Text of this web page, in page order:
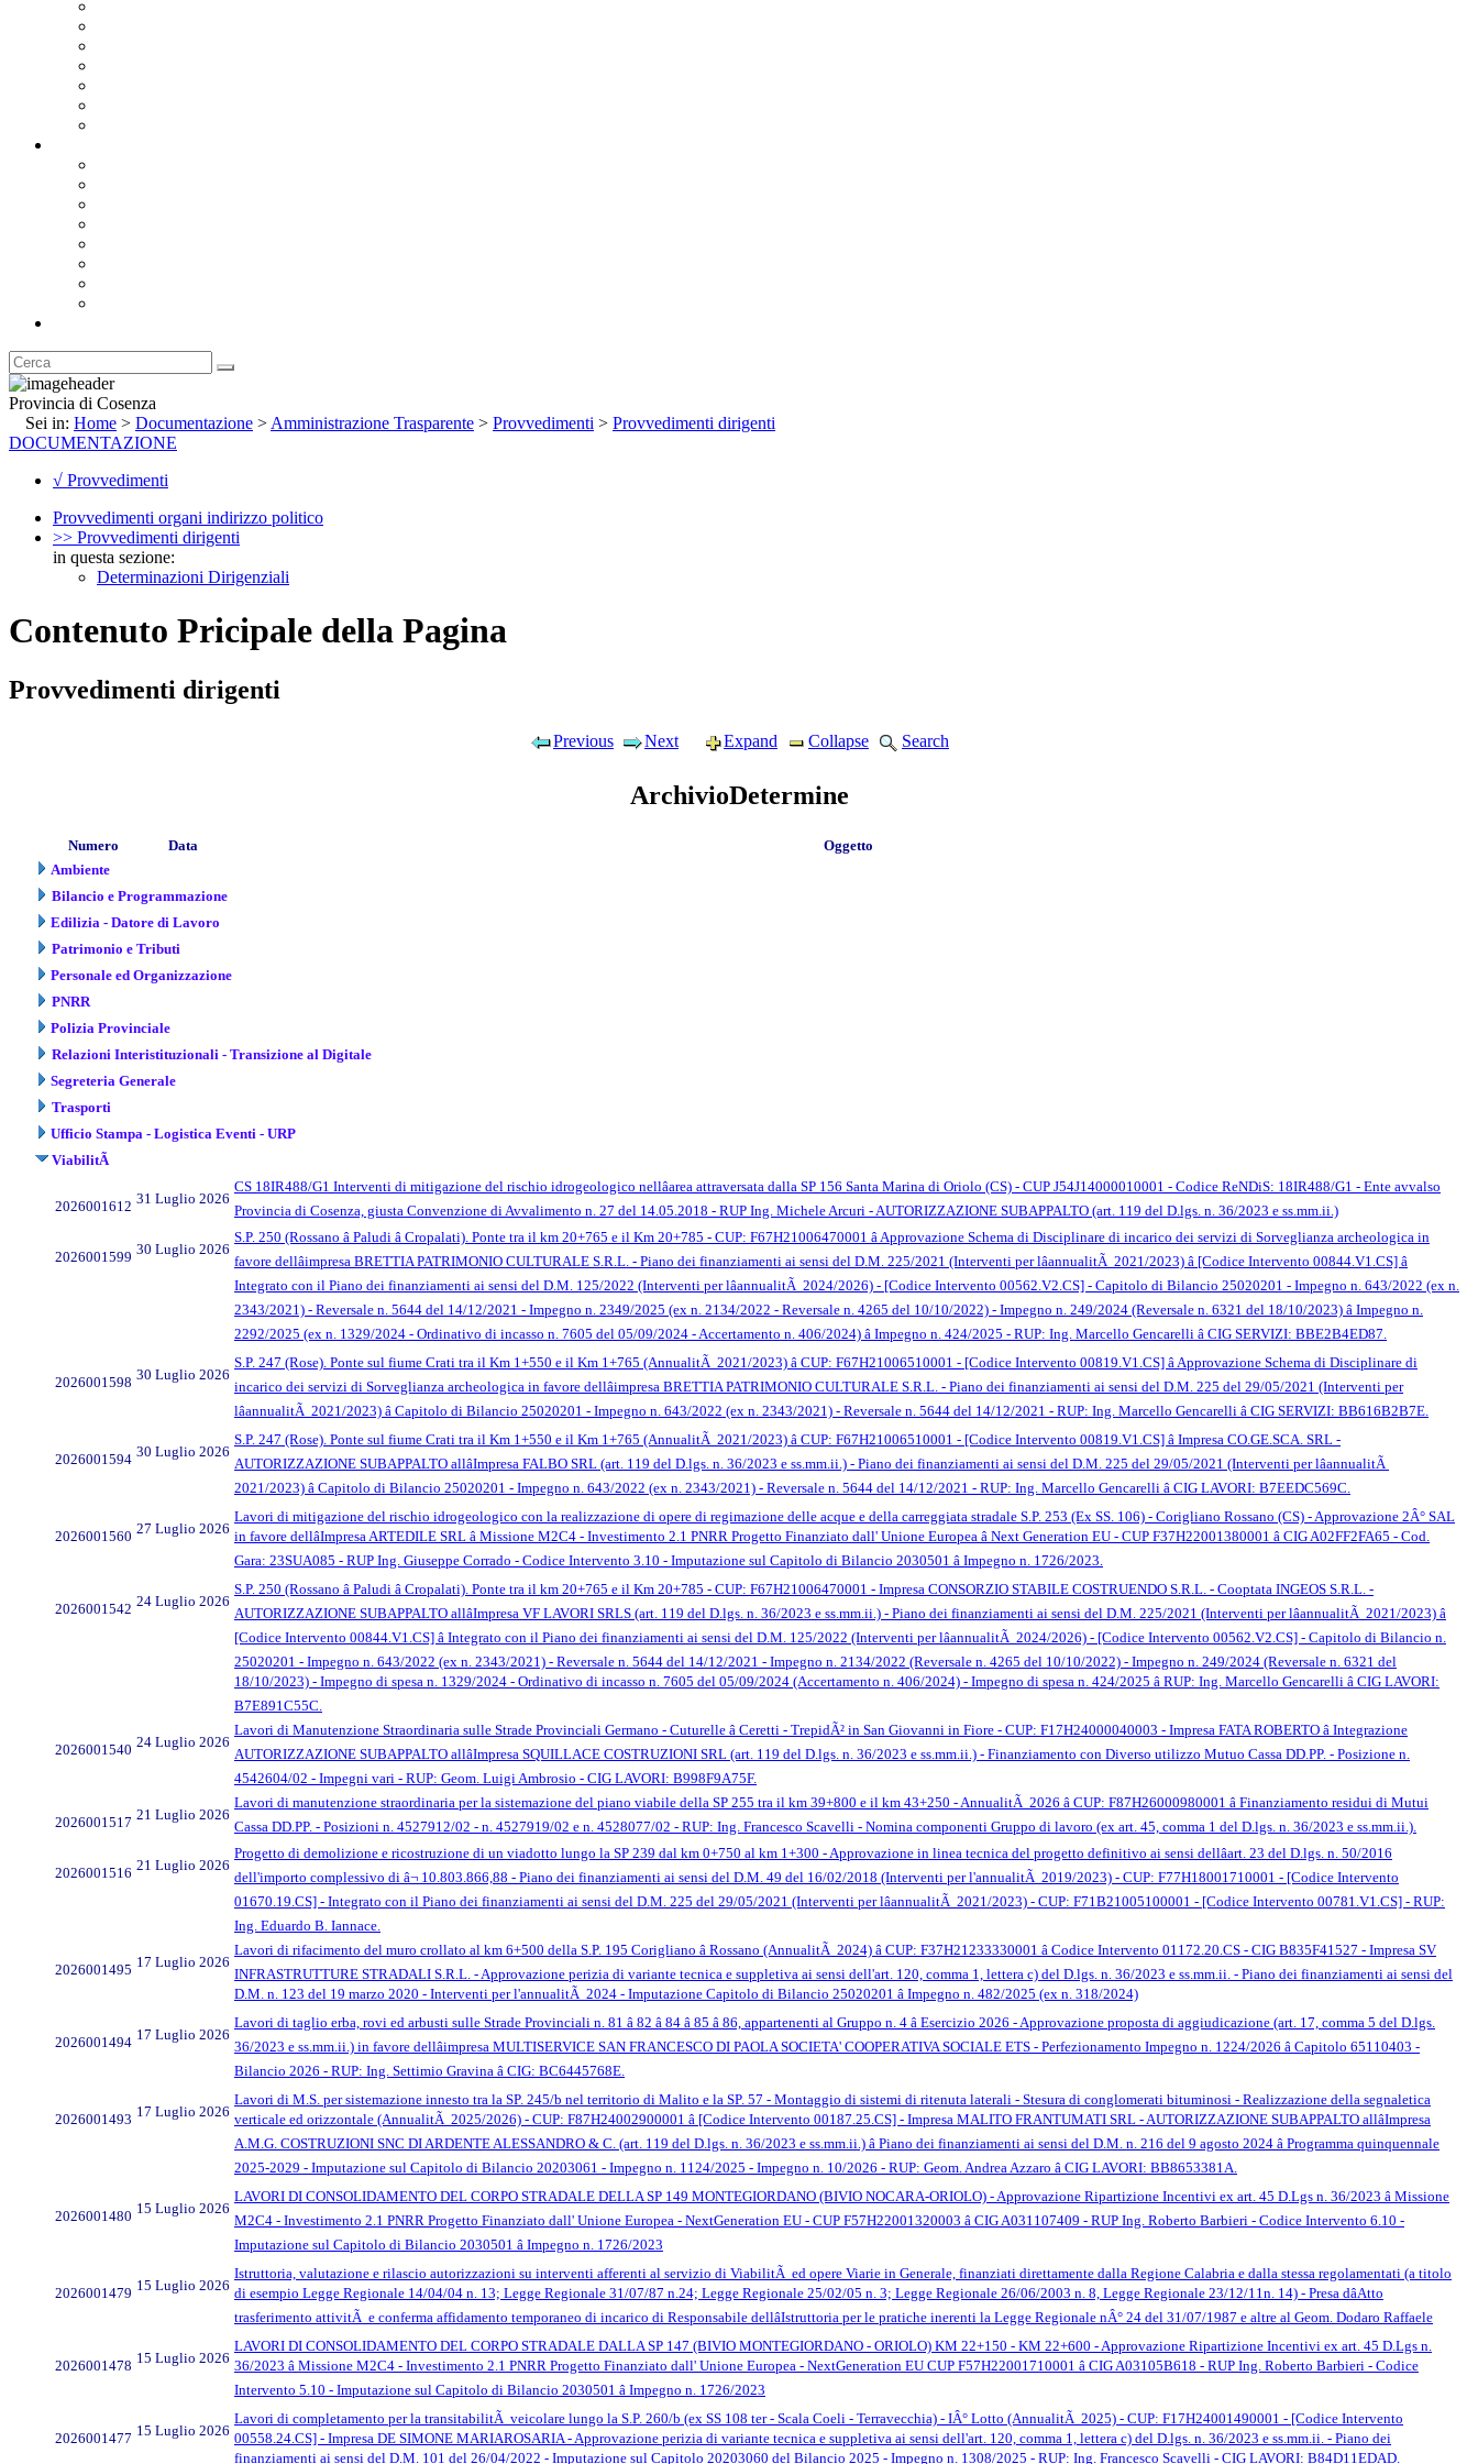
Provincia di Cosenza
Sei in: Home > Documentazione > Amministrazione Trasparente > Provvedimenti > Provvedimenti dirigenti
DOCUMENTAZIONE
√ Provvedimenti
Provvedimenti organi indirizzo politico
>> Provvedimenti dirigenti
in questa sezione:
Determinazioni Dirigenziali
Contenuto Pricipale della Pagina
Provvedimenti dirigenti
Previous Next Expand Collapse Search
ArchivioDetermine
Numero Data
Oggetto
Ambiente
Bilancio e Programmazione
Edilizia - Datore di Lavoro
Patrimonio e Tributi
Personale ed Organizzazione
PNRR
Polizia Provinciale
Relazioni Interistituzionali - Transizione al Digitale
Segreteria Generale
Trasporti
Ufficio Stampa - Logistica Eventi - URP
ViabilitÃ
2026001612 31 Luglio 2026
CS 18IR488/G1 Interventi di mitigazione del rischio idrogeologico nellâarea attraversata dalla SP 156 Santa Marina di Oriolo (CS) - CUP J54J14000010001 - Codice ReNDiS: 18IR488/G1 - Ente avvalso
Provincia di Cosenza, giusta Convenzione di Avvalimento n. 27 del 14.05.2018 - RUP Ing. Michele Arcuri - AUTORIZZAZIONE SUBAPPALTO (art. 119 del D.lgs. n. 36/2023 e ss.mm.ii.)
2026001599 30 Luglio 2026
S.P. 250 (Rossano â Paludi â Cropalati). Ponte tra il km 20+765 e il Km 20+785 - CUP: F67H21006470001 â Approvazione Schema di Disciplinare di incarico dei servizi di Sorveglianza archeologica in
favore dellâimpresa BRETTIA PATRIMONIO CULTURALE S.R.L. - Piano dei finanziamenti ai sensi del D.M. 225/2021 (Interventi per lâannualitÃ 2021/2023) â [Codice Intervento 00844.V1.CS] â
Integrato con il Piano dei finanziamenti ai sensi del D.M. 125/2022 (Interventi per lâannualitÃ 2024/2026) - [Codice Intervento 00562.V2.CS] - Capitolo di Bilancio 25020201 - Impegno n. 643/2022 (ex n.
2343/2021) - Reversale n. 5644 del 14/12/2021 - Impegno n. 2349/2025 (ex n. 2134/2022 - Reversale n. 4265 del 10/10/2022) - Impegno n. 249/2024 (Reversale n. 6321 del 18/10/2023) â Impegno n.
2292/2025 (ex n. 1329/2024 - Ordinativo di incasso n. 7605 del 05/09/2024 - Accertamento n. 406/2024) â Impegno n. 424/2025 - RUP: Ing. Marcello Gencarelli â CIG SERVIZI: BBE2B4ED87.
2026001598 30 Luglio 2026
S.P. 247 (Rose). Ponte sul fiume Crati tra il Km 1+550 e il Km 1+765 (AnnualitÃ 2021/2023) â CUP: F67H21006510001 - [Codice Intervento 00819.V1.CS] â Approvazione Schema di Disciplinare di
incarico dei servizi di Sorveglianza archeologica in favore dellâimpresa BRETTIA PATRIMONIO CULTURALE S.R.L. - Piano dei finanziamenti ai sensi del D.M. 225 del 29/05/2021 (Interventi per
lâannualitÃ 2021/2023) â Capitolo di Bilancio 25020201 - Impegno n. 643/2022 (ex n. 2343/2021) - Reversale n. 5644 del 14/12/2021 - RUP: Ing. Marcello Gencarelli â CIG SERVIZI: BB616B2B7E.
2026001594 30 Luglio 2026
S.P. 247 (Rose). Ponte sul fiume Crati tra il Km 1+550 e il Km 1+765 (AnnualitÃ 2021/2023) â CUP: F67H21006510001 - [Codice Intervento 00819.V1.CS] â Impresa CO.GE.SCA. SRL -
AUTORIZZAZIONE SUBAPPALTO allâImpresa FALBO SRL (art. 119 del D.lgs. n. 36/2023 e ss.mm.ii.) - Piano dei finanziamenti ai sensi del D.M. 225 del 29/05/2021 (Interventi per lâannualitÃ
2021/2023) â Capitolo di Bilancio 25020201 - Impegno n. 643/2022 (ex n. 2343/2021) - Reversale n. 5644 del 14/12/2021 - RUP: Ing. Marcello Gencarelli â CIG LAVORI: B7EEDC569C.
2026001560 27 Luglio 2026
Lavori di mitigazione del rischio idrogeologico con la realizzazione di opere di regimazione delle acque e della carreggiata stradale S.P. 253 (Ex SS. 106) - Corigliano Rossano (CS) - Approvazione 2Â° SAL
in favore dellâImpresa ARTEDILE SRL â Missione M2C4 - Investimento 2.1 PNRR Progetto Finanziato dall' Unione Europea â Next Generation EU - CUP F37H22001380001 â CIG A02FF2FA65 - Cod.
Gara: 23SUA085 - RUP Ing. Giuseppe Corrado - Codice Intervento 3.10 - Imputazione sul Capitolo di Bilancio 2030501 â Impegno n. 1726/2023.
2026001542 24 Luglio 2026
S.P. 250 (Rossano â Paludi â Cropalati). Ponte tra il km 20+765 e il Km 20+785 - CUP: F67H21006470001 - Impresa CONSORZIO STABILE COSTRUENDO S.R.L. - Cooptata INGEOS S.R.L. -
AUTORIZZAZIONE SUBAPPALTO allâImpresa VF LAVORI SRLS (art. 119 del D.lgs. n. 36/2023 e ss.mm.ii.) - Piano dei finanziamenti ai sensi del D.M. 225/2021 (Interventi per lâannualitÃ 2021/2023) â
[Codice Intervento 00844.V1.CS] â Integrato con il Piano dei finanziamenti ai sensi del D.M. 125/2022 (Interventi per lâannualitÃ 2024/2026) - [Codice Intervento 00562.V2.CS] - Capitolo di Bilancio n.
25020201 - Impegno n. 643/2022 (ex n. 2343/2021) - Reversale n. 5644 del 14/12/2021 - Impegno n. 2134/2022 (Reversale n. 4265 del 10/10/2022) - Impegno n. 249/2024 (Reversale n. 6321 del
18/10/2023) - Impegno di spesa n. 1329/2024 - Ordinativo di incasso n. 7605 del 05/09/2024 (Accertamento n. 406/2024) - Impegno di spesa n. 424/2025 â RUP: Ing. Marcello Gencarelli â CIG LAVORI:
B7E891C55C.
2026001540 24 Luglio 2026
Lavori di Manutenzione Straordinaria sulle Strade Provinciali Germano - Cuturelle â Ceretti - TrepidÃ² in San Giovanni in Fiore - CUP: F17H24000040003 - Impresa FATA ROBERTO â Integrazione
AUTORIZZAZIONE SUBAPPALTO allâImpresa SQUILLACE COSTRUZIONI SRL (art. 119 del D.lgs. n. 36/2023 e ss.mm.ii.) - Finanziamento con Diverso utilizzo Mutuo Cassa DD.PP. - Posizione n.
4542604/02 - Impegni vari - RUP: Geom. Luigi Ambrosio - CIG LAVORI: B998F9A75F.
2026001517 21 Luglio 2026
Lavori di manutenzione straordinaria per la sistemazione del piano viabile della SP 255 tra il km 39+800 e il km 43+250 - AnnualitÃ 2026 â CUP: F87H26000980001 â Finanziamento residui di Mutui
Cassa DD.PP. - Posizioni n. 4527912/02 - n. 4527919/02 e n. 4528077/02 - RUP: Ing. Francesco Scavelli - Nomina componenti Gruppo di lavoro (ex art. 45, comma 1 del D.lgs. n. 36/2023 e ss.mm.ii.).
2026001516 21 Luglio 2026
Progetto di demolizione e ricostruzione di un viadotto lungo la SP 239 dal km 0+750 al km 1+300 - Approvazione in linea tecnica del progetto definitivo ai sensi dellâart. 23 del D.lgs. n. 50/2016
dell'importo complessivo di â¬ 10.803.866,88 - Piano dei finanziamenti ai sensi del D.M. 49 del 16/02/2018 (Interventi per l'annualitÃ 2019/2023) - CUP: F77H18001710001 - [Codice Intervento
01670.19.CS] - Integrato con il Piano dei finanziamenti ai sensi del D.M. 225 del 29/05/2021 (Interventi per lâannualitÃ 2021/2023) - CUP: F71B21005100001 - [Codice Intervento 00781.V1.CS] - RUP:
Ing. Eduardo B. Iannace.
2026001495 17 Luglio 2026
Lavori di rifacimento del muro crollato al km 6+500 della S.P. 195 Corigliano â Rossano (AnnualitÃ 2024) â CUP: F37H21233330001 â Codice Intervento 01172.20.CS - CIG B835F41527 - Impresa SV
INFRASTRUTTURE STRADALI S.R.L. - Approvazione perizia di variante tecnica e suppletiva ai sensi dell'art. 120, comma 1, lettera c) del D.lgs. n. 36/2023 e ss.mm.ii. - Piano dei finanziamenti ai sensi del
D.M. n. 123 del 19 marzo 2020 - Interventi per l'annualitÃ 2024 - Imputazione Capitolo di Bilancio 25020201 â Impegno n. 482/2025 (ex n. 318/2024)
2026001494 17 Luglio 2026
Lavori di taglio erba, rovi ed arbusti sulle Strade Provinciali n. 81 â 82 â 84 â 85 â 86, appartenenti al Gruppo n. 4 â Esercizio 2026 - Approvazione proposta di aggiudicazione (art. 17, comma 5 del D.lgs.
36/2023 e ss.mm.ii.) in favore dellâimpresa MULTISERVICE SAN FRANCESCO DI PAOLA SOCIETA' COOPERATIVA SOCIALE ETS - Perfezionamento Impegno n. 1224/2026 â Capitolo 65110403 -
Bilancio 2026 - RUP: Ing. Settimio Gravina â CIG: BC6445768E.
2026001493 17 Luglio 2026
Lavori di M.S. per sistemazione innesto tra la SP. 245/b nel territorio di Malito e la SP. 57 - Montaggio di sistemi di ritenuta laterali - Stesura di conglomerati bituminosi - Realizzazione della segnaletica
verticale ed orizzontale (AnnualitÃ 2025/2026) - CUP: F87H24002900001 â [Codice Intervento 00187.25.CS] - Impresa MALITO FRANTUMATI SRL - AUTORIZZAZIONE SUBAPPALTO allâImpresa
A.M.G. COSTRUZIONI SNC DI ARDENTE ALESSANDRO & C. (art. 119 del D.lgs. n. 36/2023 e ss.mm.ii.) â Piano dei finanziamenti ai sensi del D.M. n. 216 del 9 agosto 2024 â Programma quinquennale
2025-2029 - Imputazione sul Capitolo di Bilancio 20203061 - Impegno n. 1124/2025 - Impegno n. 10/2026 - RUP: Geom. Andrea Azzaro â CIG LAVORI: BB8653381A.
2026001480 15 Luglio 2026
LAVORI DI CONSOLIDAMENTO DEL CORPO STRADALE DELLA SP 149 MONTEGIORDANO (BIVIO NOCARA-ORIOLO) - Approvazione Ripartizione Incentivi ex art. 45 D.Lgs n. 36/2023 â Missione
M2C4 - Investimento 2.1 PNRR Progetto Finanziato dall' Unione Europea - NextGeneration EU - CUP F57H22001320003 â CIG A031107409 - RUP Ing. Roberto Barbieri - Codice Intervento 6.10 -
Imputazione sul Capitolo di Bilancio 2030501 â Impegno n. 1726/2023
2026001479 15 Luglio 2026
Istruttoria, valutazione e rilascio autorizzazioni su interventi afferenti al servizio di ViabilitÃ ed opere Viarie in Generale, finanziati direttamente dalla Regione Calabria e dalla stessa regolamentati (a titolo
di esempio Legge Regionale 14/04/04 n. 13; Legge Regionale 31/07/87 n.24; Legge Regionale 25/02/05 n. 3; Legge Regionale 26/06/2003 n. 8, Legge Regionale 23/12/11n. 14) - Presa dâAtto
trasferimento attivitÃ e conferma affidamento temporaneo di incarico di Responsabile dellâIstruttoria per le pratiche inerenti la Legge Regionale nÂ° 24 del 31/07/1987 e altre al Geom. Dodaro Raffaele
2026001478 15 Luglio 2026
LAVORI DI CONSOLIDAMENTO DEL CORPO STRADALE DALLA SP 147 (BIVIO MONTEGIORDANO - ORIOLO) KM 22+150 - KM 22+600 - Approvazione Ripartizione Incentivi ex art. 45 D.Lgs n.
36/2023 â Missione M2C4 - Investimento 2.1 PNRR Progetto Finanziato dall' Unione Europea - NextGeneration EU CUP F57H22001710001 â CIG A03105B618 - RUP Ing. Roberto Barbieri - Codice
Intervento 5.10 - Imputazione sul Capitolo di Bilancio 2030501 â Impegno n. 1726/2023
2026001477 15 Luglio 2026
Lavori di completamento per la transitabilitÃ veicolare lungo la S.P. 260/b (ex SS 108 ter - Scala Coeli - Terravecchia) - IÂ° Lotto (AnnualitÃ 2025) - CUP: F17H24001490001 - [Codice Intervento
00558.24.CS] - Impresa DE SIMONE MARIAROSARIA - Approvazione perizia di variante tecnica e suppletiva ai sensi dell'art. 120, comma 1, lettera c) del D.lgs. n. 36/2023 e ss.mm.ii. - Piano dei
finanziamenti ai sensi del D.M. 101 del 26/04/2022 - Imputazione sul Capitolo 20203060 del Bilancio 2025 - Impegno n. 1308/2025 - RUP: Ing. Francesco Scavelli - CIG LAVORI: B84D11EDAD.